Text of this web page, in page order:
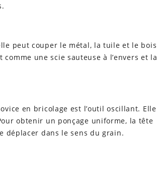
peut couper le métal, la tuile et le bois
une scie sauteuse à l’envers et la
en bricolage est l’outil oscillant. Elle
obtenir un ponçage uniforme, la tête
déplacer dans le sens du grain.